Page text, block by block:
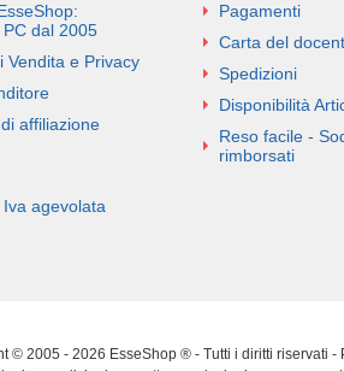
dal 2005
Vendita e Privacy
affiliazione
agevolata
Pagamenti
Carta del
Spedizioni
Disponibilità
Reso facile -
rimborsati
© 2005 - 2026 EsseShop ® - Tutti i diritti riservati -